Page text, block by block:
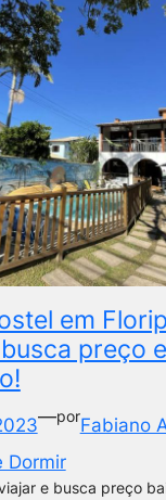
em
preço e
—porFabiano
Dormir
e busca preço